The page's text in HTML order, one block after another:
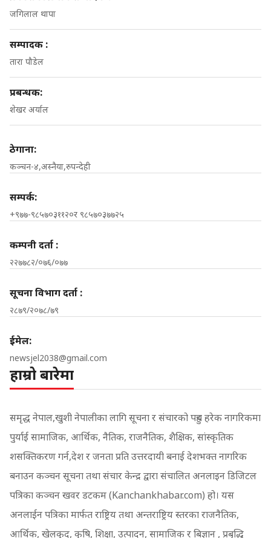
जगिलाल थापा
सम्पादक :
तारा पौडेल
प्रबन्धक:
शेखर अर्याल
ठेगाना:
कञ्चन-४,अस्नैया,रुपन्देही
सम्पर्क:
+९७७-९८५७०३११२०र ९८५७०३७७२५
कम्पनी दर्ता :
२२७७८२/०७६/०७७
सूचना विभाग दर्ता :
२८७९/२०७८/७९
ईमेल:
newsjel2038@gmail.com
हाम्रो बारेमा
समृद्ध नेपाल,खुशी नेपालीका लागि सूचना र संचारको पहुच हरेक नागरिकमा
पुर्याई सामाजिक, आर्थिक, नैतिक, राजनैतिक, शैक्षिक, सांस्कृतिक
शसक्तिकरण गर्न,देश र जनता प्रति उत्तरदायी बनाई देशभक्त नागरिक
बनाउन कञ्चन सूचना तथा संचार केन्द्र द्वारा संचालित अनलाइन डिजिटल
पत्रिका कञ्चन खवर डटकम (Kanchankhabar.com) हो। यस
अनलाईन पत्रिका मार्फत राष्ट्रिय तथा अन्तराष्ट्रिय स्तरका राजनैतिक,
आर्थिक, खेलकुद, कृषि, शिक्षा, उत्पादन, सामाजिक र बिज्ञान , प्रबृद्धि